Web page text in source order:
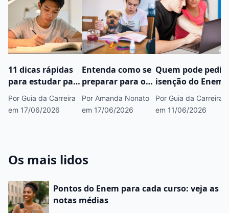
11 dicas rápidas
para estudar para
o Enem 2026
Por Guia da Carreira
em 17/06/2026
Entenda como se
preparar para o
Enem com
apenas um passo
Por Amanda Nonato
em 17/06/2026
Quem pode pedir
isenção do Enem?
Por Guia da Carreira
em 11/06/2026
Os mais lidos
Pontos do Enem para cada curso: veja as
notas médias